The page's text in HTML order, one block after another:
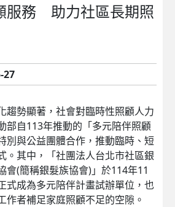
服務 助力社區長期照
27
勢顯著，社會對臨時性照顧人力
部自113年推動的「多元陪伴照顧
別與公益團體合作，推動臨時、短
。其中，「社團法人台北市社區銀
會(簡稱銀髮族協會)」於114年11
式成為多元陪伴計畫試辦單位，也
作者補足家庭照顧不足的空隙。